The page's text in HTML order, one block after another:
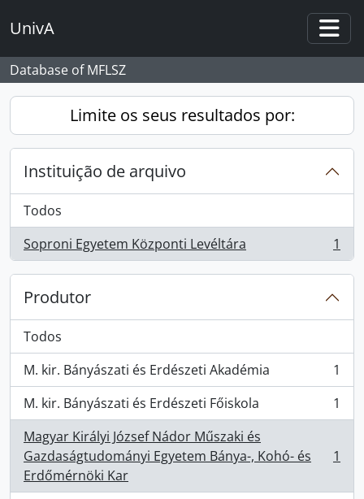
UnivA
Database of MFLSZ
Limite os seus resultados por:
Instituição de arquivo
Todos
Soproni Egyetem Központi Levéltára
, 1 resultados 1
Produtor
Todos
M. kir. Bányászati és Erdészeti Akadémia
, 1 resultados
1
M. kir. Bányászati és Erdészeti Főiskola
, 1 resultados
1
Magyar Királyi József Nádor Műszaki és
Gazdaságtudományi Egyetem Bánya-, Kohó- és
Erdőmérnöki Kar
, 1 resultados 1